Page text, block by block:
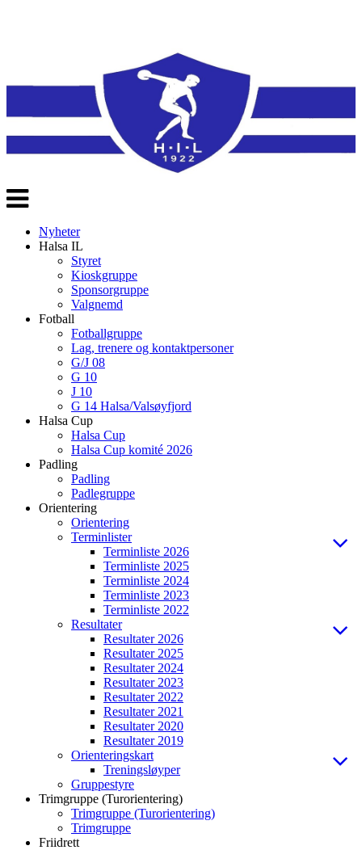
Veksle
navigasjon
Nyheter
Halsa IL
Styret
Kioskgruppe
Sponsorgruppe
Valgnemd
Fotball
Fotballgruppe
Lag, trenere og kontaktpersoner
G/J 08
G 10
J 10
G 14 Halsa/Valsøyfjord
Halsa Cup
Halsa Cup
Halsa Cup komité 2026
Padling
Padling
Padlegruppe
Orientering
Orientering
Terminlister
Terminliste 2026
Terminliste 2025
Terminliste 2024
Terminliste 2023
Terminliste 2022
Resultater
Resultater 2026
Resultater 2025
Resultater 2024
Resultater 2023
Resultater 2022
Resultater 2021
Resultater 2020
Resultater 2019
Orienteringskart
Treningsløyper
Gruppestyre
Trimgruppe (Turorientering)
Trimgruppe (Turorientering)
Trimgruppe
Friidrett